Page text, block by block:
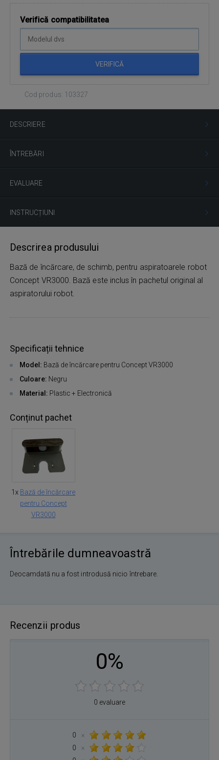
Verifică compatibilitatea
VERIFICĂ
Cod produs: 103327
DESCRIERE
ÎNTREBĂRI
EVALUARE
INSTRUCȚIUNI
Descrirea produsului
Bază de încărcare, de schimb, pentru aspiratoarele robot
Concept VR3000. Bază este inclus în pachetul original al
aspiratorului robot.
Specificații tehnice
Model: Bază de încărcare pentru Concept VR3000
Culoare: Negru
Material: Plastic + Electronică
Conținut pachet
1x Bază de încărcare
pentru Concept
VR3000
Întrebările dumneavoastră
Deocamdată nu a fost introdusă nicio întrebare.
Recenzii produs
0%
0 evaluare
0
×
0
×